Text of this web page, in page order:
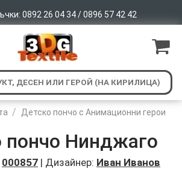
0892 26 04 34 / 0896 57 42 42
/ Детско пончо с Анимационни герои
пончо Нинджаго
000857 | Дизайнер: Иван Иванов